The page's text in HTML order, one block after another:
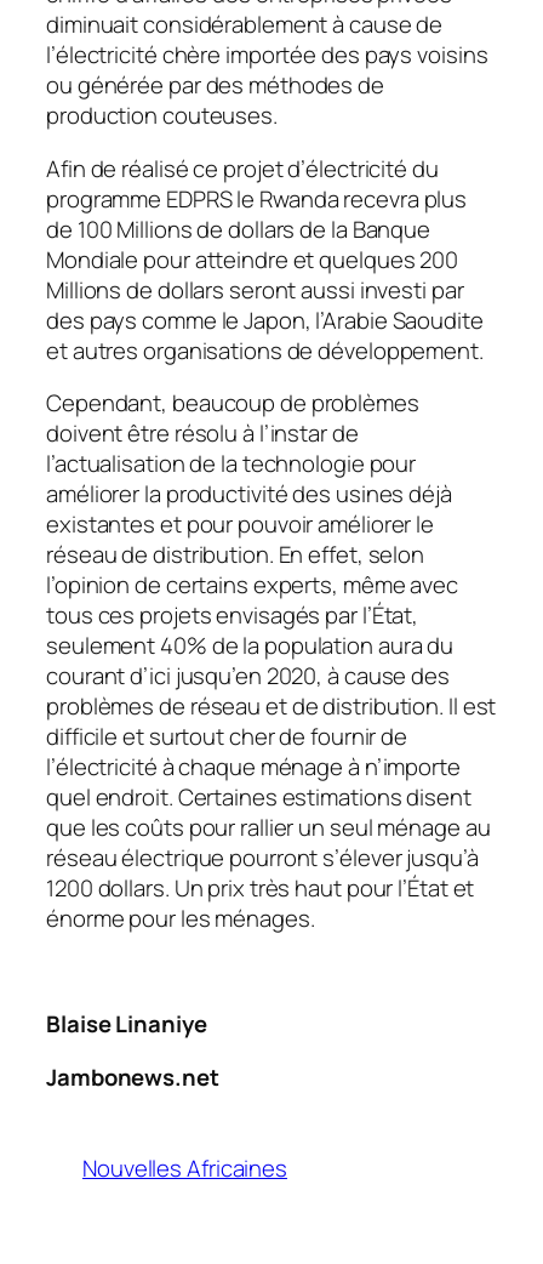
diminuait considérablement à cause de
l’électricité chère importée des pays voisins
ou générée par des méthodes de
production couteuses.
Afin de réalisé ce projet d’électricité du
programme EDPRS le Rwanda recevra plus
de 100 Millions de dollars de la Banque
Mondiale pour atteindre et quelques 200
Millions de dollars seront aussi investi par
des pays comme le Japon, l’Arabie Saoudite
et autres organisations de développement.
Cependant, beaucoup de problèmes
doivent être résolu à l’instar de
l’actualisation de la technologie pour
améliorer la productivité des usines déjà
existantes et pour pouvoir améliorer le
réseau de distribution. En effet, selon
l’opinion de certains experts, même avec
tous ces projets envisagés par l’État,
seulement 40% de la population aura du
courant d’ici jusqu’en 2020, à cause des
problèmes de réseau et de distribution. Il est
difficile et surtout cher de fournir de
l’électricité à chaque ménage à n’importe
quel endroit. Certaines estimations disent
que les coûts pour rallier un seul ménage au
réseau électrique pourront s’élever jusqu’à
1200 dollars. Un prix très haut pour l’État et
énorme pour les ménages.
Blaise Linaniye
Jambonews.net
Nouvelles Africaines